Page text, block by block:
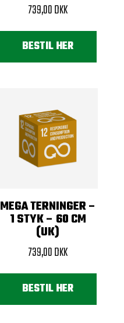
739,00DKK
BESTIL HER
MEGA TERNINGER –
1 STYK – 60 CM
(UK)
739,00DKK
BESTIL HER